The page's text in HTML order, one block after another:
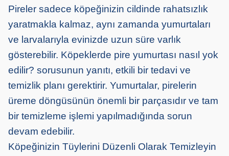
Pireler sadece köpeğinizin cildinde rahatsızlık
yaratmakla kalmaz, aynı zamanda yumurtaları
ve larvalarıyla evinizde uzun süre varlık
gösterebilir. Köpeklerde pire yumurtası nasıl yok
edilir? sorusunun yanıtı, etkili bir tedavi ve
temizlik planı gerektirir. Yumurtalar, pirelerin
üreme döngüsünün önemli bir parçasıdır ve tam
bir temizleme işlemi yapılmadığında sorun
devam edebilir.
Köpeğinizin Tüylerini Düzenli Olarak Temizleyin